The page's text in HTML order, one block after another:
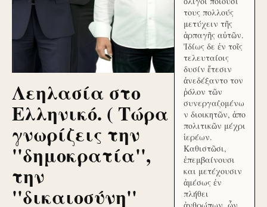
Λεηλασία στο
Ελληνικό. ( Τώρα
γνωρίζεις την
''δημοκρατία'',
την
''δικαιοσύνη''
τους πολλούς
μετύχειν τῆς
ἁρπαγῆς αὐτῶν.
Ἰδίως δε ἐν τοῖς
τελευταίοις
δυσίν ἔτεσιν
ἀνεδέξαντο τον
ῥόλον τῶν
συνεργαζομένω
ν διοικητῶν, ἀπο
πολιτικῶν μέχρι
ἱερέων.
Καθιστῶσι,
ἐπεμβαίνουσι
και μετέχουσιν
ἀμέσως ἐν
πλήθει